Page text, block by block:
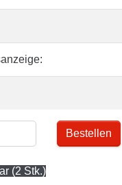
Bestellen
(2 Stk.)